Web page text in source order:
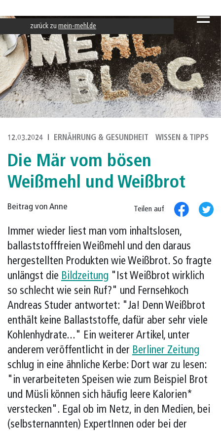
zurück zu mein-mehl.de
12.03.2024 ERNÄHRUNG & GESUNDHEIT WISSEN & TIPPS
Die Mär vom bösen
Weißmehl und Weißbrot
Beitrag von Anne Teilen auf
Immer wieder liest man vom inhaltslosen,
ballaststofffreien Weißmehl und den daraus
hergestellten Produkten wie Weißbrot. So fragte
unlängst die Bildzeitung "Ist Weißbrot wirklich
so schlecht wie sein Ruf?" und Fernsehkoch
Andreas Studer antwortet: "Ja! Denn Weißbrot
enthält keine Ballaststoffe, dafür aber sehr viele
Kohlenhydrate..." Ein weiterer Artikel, unter
anderem veröffentlicht in der Berliner Zeitung
schlug in eine ähnliche Kerbe: Dort war zu lesen:
"in verarbeiteten Speisen wie zum Beispiel Brot
und Müsli können sich häufig leere Kalorien*
verstecken". Egal ob im Netz, in den Medien, bei
(selbsternannten) ExpertInnen oder bei der